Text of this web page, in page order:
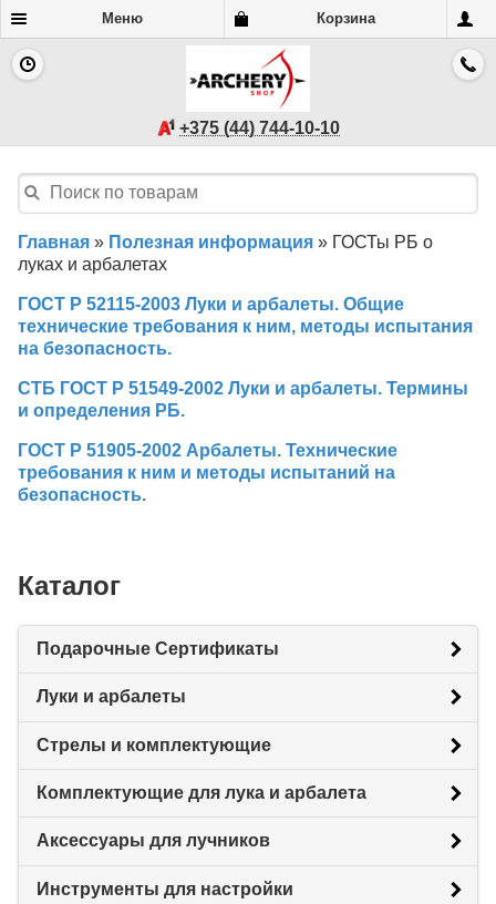
Меню Корзина
+375 (44) 744-10-10
Главная » Полезная информация » ГОСТы РБ о
луках и арбалетах
ГОСТ Р 52115-2003 Луки и арбалеты. Общие
технические требования к ним, методы испытания
на безопасность.
СТБ ГОСТ Р 51549-2002 Луки и арбалеты. Термины
и определения РБ.
ГОСТ Р 51905-2002 Арбалеты. Технические
требования к ним и методы испытаний на
безопасность.
Каталог
Подарочные Сертификаты
Луки и арбалеты
Стрелы и комплектующие
Комплектующие для лука и арбалета
Аксессуары для лучников
Инструменты для настройки